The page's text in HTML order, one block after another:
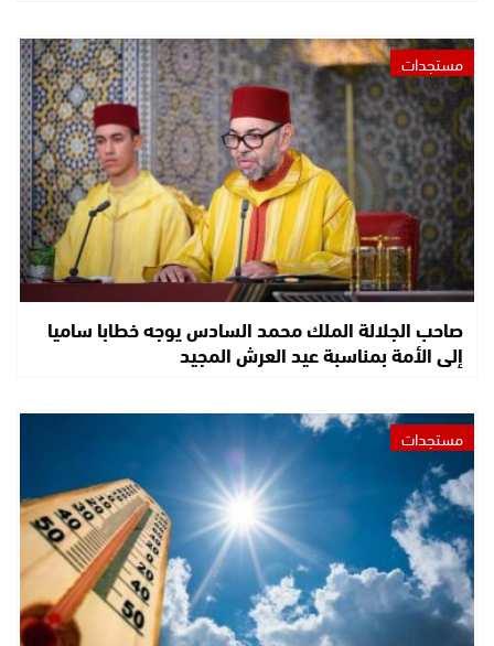
مستجدات
صاحب الجلالة الملك محمد السادس يوجه خطابا ساميا
إلى الأمة بمناسبة عيد العرش المجيد
مستجدات